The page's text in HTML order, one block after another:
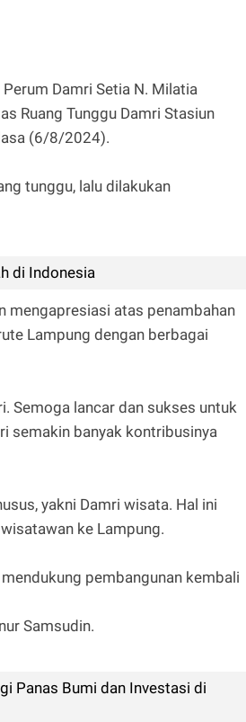
Damri Setia N. Milatia
Ruang Tunggu Damri Stasiun
(6/8/2024).
tunggu, lalu dilakukan
di Indonesia
mengapresiasi atas penambahan
Lampung dengan berbagai
Semoga lancar dan sukses untuk
semakin banyak kontribusinya
yakni Damri wisata. Hal ini
ke Lampung.
pembangunan kembali
Samsudin.
Panas Bumi dan Investasi di